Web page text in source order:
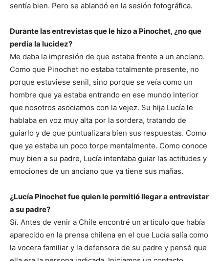
sentía bien. Pero se ablandó en la sesión fotográfica.
Durante las entrevistas que le hizo a Pinochet, ¿no que
perdía la lucidez?
Me daba la impresión de que estaba frente a un anciano.
Como que Pinochet no estaba totalmente presente, no
porque estuviese senil, sino porque se veía como un
hombre que ya estaba entrando en ese mundo interior
que nosotros asociamos con la vejez. Su hija Lucía le
hablaba en voz muy alta por la sordera, tratando de
guiarlo y de que puntualizara bien sus respuestas. Como
que ya estaba un poco torpe mentalmente. Como conoce
muy bien a su padre, Lucía intentaba guiar las actitudes y
emociones de un anciano que ya tiene sus mañas.
¿Lucía Pinochet fue quien le permitió llegar a entrevistar
a su padre?
Sí. Antes de venir a Chile encontré un artículo que había
aparecido en la prensa chilena en el que Lucía salía como
la vocera familiar y la defensora de su padre y pensé que